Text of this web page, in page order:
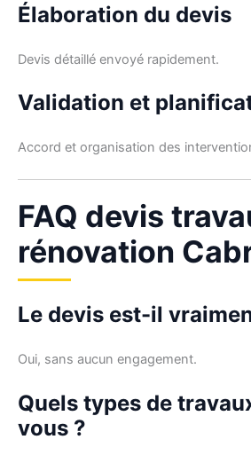
Élaboration du devis
Devis détaillé envoyé rapidement.
Validation et
Accord et organisation des
FAQ devis
rénovation
Le devis est-il
Oui, sans aucun engagement.
Quels types de
vous ?